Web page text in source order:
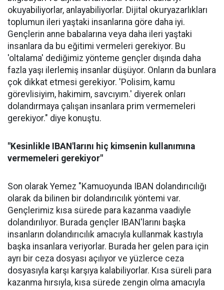
okuyabiliyorlar, anlayabiliyorlar. Dijital okuryazarlıkları
toplumun ileri yaştaki insanlarına göre daha iyi.
Gençlerin anne babalarına veya daha ileri yaştaki
insanlara da bu eğitimi vermeleri gerekiyor. Bu
'oltalama' dediğimiz yönteme gençler dışında daha
fazla yaşı ilerlemiş insanlar düşüyor. Onların da bunlara
çok dikkat etmesi gerekiyor. 'Polisim, kamu
görevlisiyim, hakimim, savcıyım.' diyerek onları
dolandırmaya çalışan insanlara prim vermemeleri
gerekiyor." diye konuştu.
"Kesinlikle IBAN'larını hiç kimsenin kullanımına
vermemeleri gerekiyor"
Son olarak Yemez "Kamuoyunda IBAN dolandırıcılığı
olarak da bilinen bir dolandırıcılık yöntemi var.
Gençlerimiz kısa sürede para kazanma vaadiyle
dolandırılıyor. Burada gençler IBAN'larını başka
insanların dolandırıcılık amacıyla kullanmak kastıyla
başka insanlara veriyorlar. Burada her gelen para için
ayrı bir ceza dosyası açılıyor ve yüzlerce ceza
dosyasıyla karşı karşıya kalabiliyorlar. Kısa süreli para
kazanma hırsıyla, kısa sürede zengin olma amacıyla